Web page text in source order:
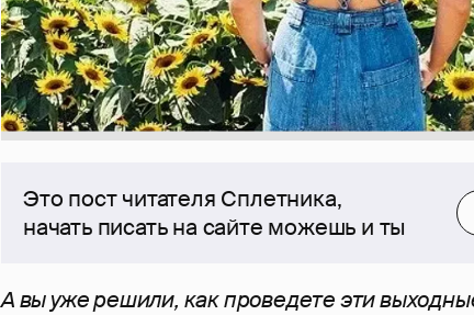
Это пост читателя Сплетника,
начать писать на сайте можешь и ты
А вы уже решили, как проведете эти